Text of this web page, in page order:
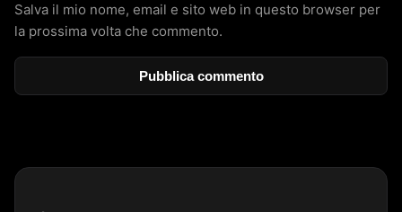
Salva il mio nome, email e sito web in questo browser per
la prossima volta che commento.